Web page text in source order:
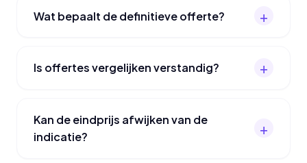
Wat bepaalt de definitieve offerte?
Is offertes vergelijken verstandig?
Kan de eindprijs afwijken van de
indicatie?